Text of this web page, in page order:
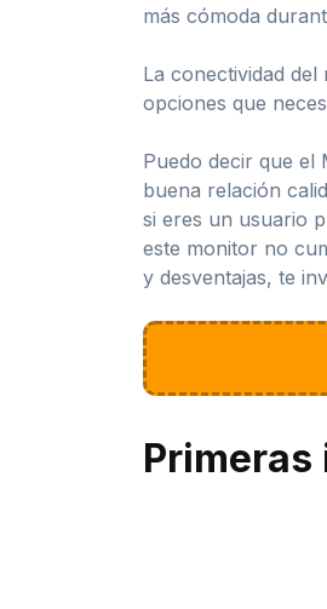
más cómoda
La conectividad
opciones que
Puedo decir que el
buena relación
si eres un usuario
este monitor no
y desventajas, te
Primeras